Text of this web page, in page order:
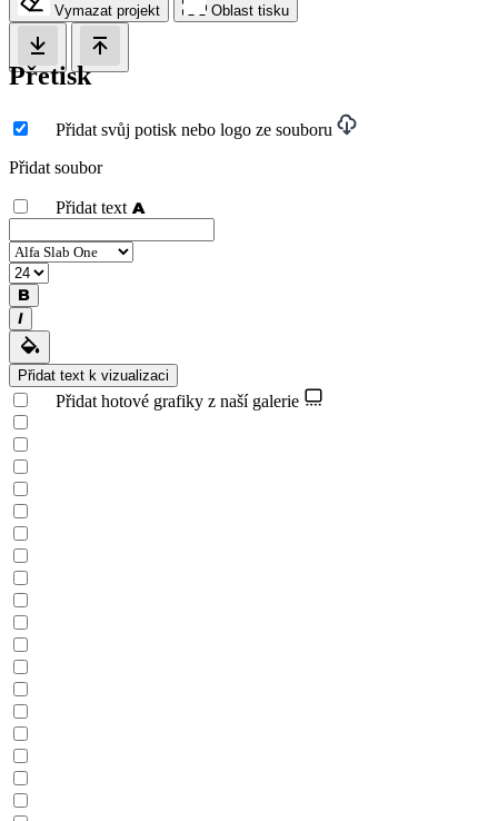
Vymazat projekt Oblast tisku
Přetisk
Přidat svůj potisk nebo logo ze souboru
Přidat soubor
Přidat text
Přidat text k vizualizaci
Přidat hotové grafiky z naší galerie